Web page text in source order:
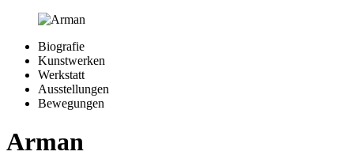
Biografie
Kunstwerken
Werkstatt
Ausstellungen
Bewegungen
Arman